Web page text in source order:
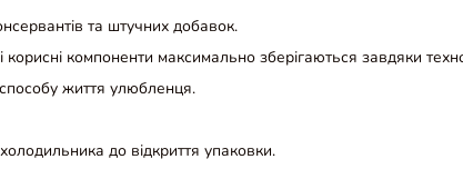
та штучних добавок.
компоненти максимально зберігаються завдяки
життя улюбленця.
до відкриття упаковки.